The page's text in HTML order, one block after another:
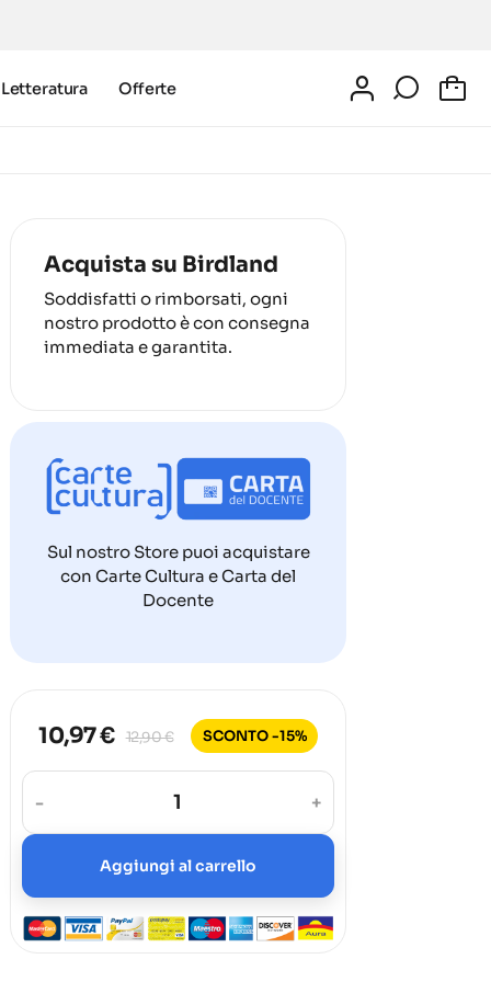
Letteratura Offerte
Acquista su Birdland
Soddisfatti o rimborsati, ogni
nostro prodotto è con consegna
immediata e garantita.
Sul nostro Store puoi acquistare
con Carte Cultura e Carta del
Docente
10,97 € 12,90 € SCONTO -15%
- +
Aggiungi al carrello